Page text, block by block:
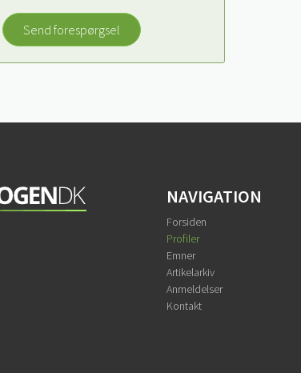
Send forespørgsel
NAVIGATION
Forsiden
Profiler
Emner
Artikelarkiv
Anmeldelser
Kontakt